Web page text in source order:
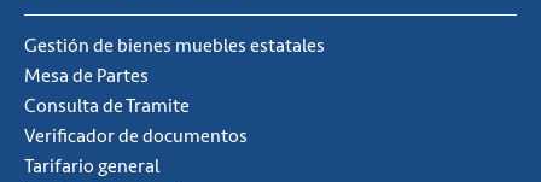
Gestión de bienes muebles estatales
Mesa de Partes
Consulta de Tramite
Verificador de documentos
Tarifario general